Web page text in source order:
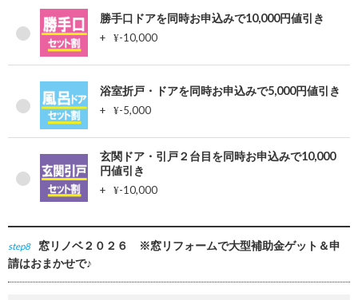
勝手口ドアを同時お申込みで10,000円値引き
+ ¥-10,000
浴室折戸・ドアを同時お申込みで5,000円値引き
+ ¥-5,000
玄関ドア・引戸２台目を同時お申込みで10,000
円値引き
+ ¥-10,000
step8
窓リノベ２０２６ ※窓リフォームで大型補助金ゲット＆申
請はおまかせで♪